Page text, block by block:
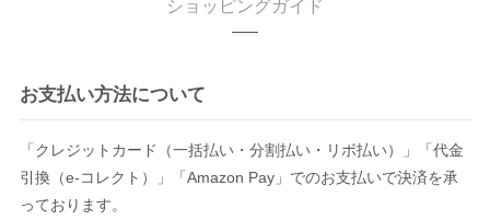
ショッピングガイド
お支払い方法について
「クレジットカード（一括払い・分割払い・リボ払い）」「代金
引換（e-コレクト）」「Amazon Pay」でのお支払いで決済を承
っております。